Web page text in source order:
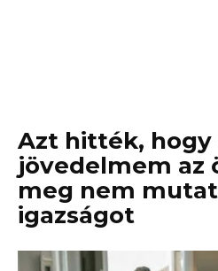
Azt hitték, hogy
jövedelmem az
meg nem
igazságot